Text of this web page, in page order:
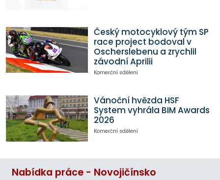
Český motocyklový tým SP
race project bodoval v
Oscherslebenu a zrychlil
závodní Aprilii
Komerční sdělení
Vánoční hvězda HSF
System vyhrála BIM Awards
2026
Komerční sdělení
Nabídka práce - Novojičínsko